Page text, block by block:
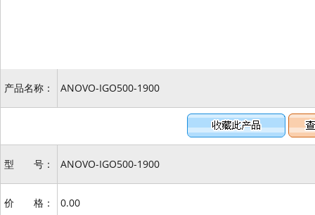
产品名称： ANOVO-IGO500-1900
型 号： ANOVO-IGO500-1900
价 格： 0.00